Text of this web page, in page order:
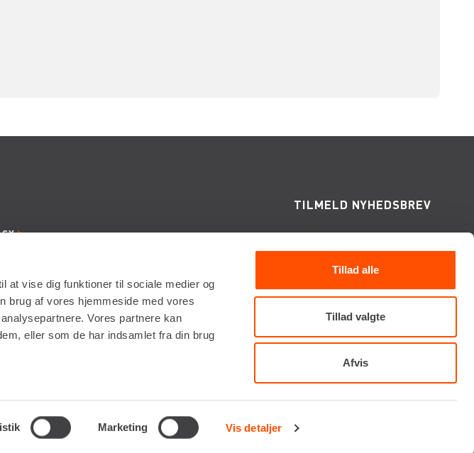
at vise dig funktioner til sociale medier og
brug af vores hjemmeside med vores
Vores partnere kan
eller som de har indsamlet fra din brug
Marketing Vis detaljer
Tillad alle
Tillad valgte
Afvis
TILMELD NYHEDSBREV
Vi tager forbehold for eventuelle fejl og ændringer.